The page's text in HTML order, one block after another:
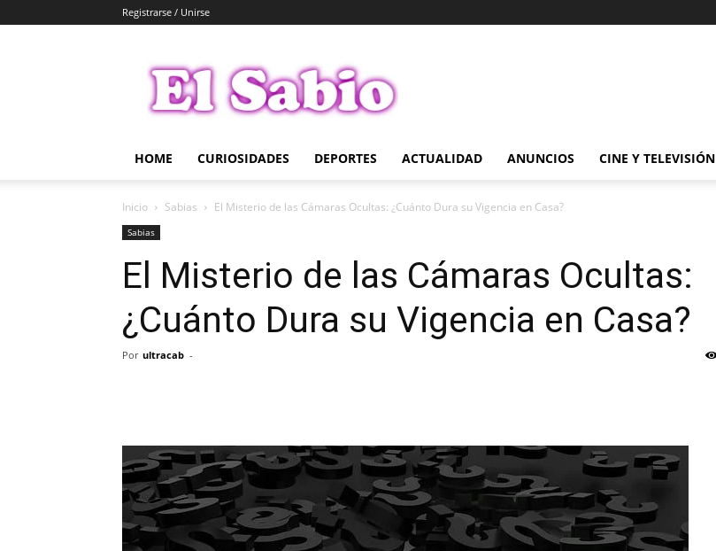
Registrarse / Unirse
Sabio
HOME CURIOSIDADES DEPORTES ACTUALIDAD ANUNCIOS CINE Y TELEVISIÓN
Inicio Sabias El Misterio de las Cámaras Ocultas: ¿Cuánto Dura su Vigencia en Casa?
Sabias
El Misterio de las Cámaras Ocultas:
¿Cuánto Dura su Vigencia en Casa?
Por ultracab -